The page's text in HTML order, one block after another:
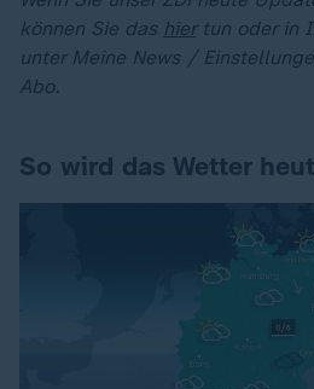
können Sie das hiertun oder in
unter Meine News /
Abo.
So wird das Wetter